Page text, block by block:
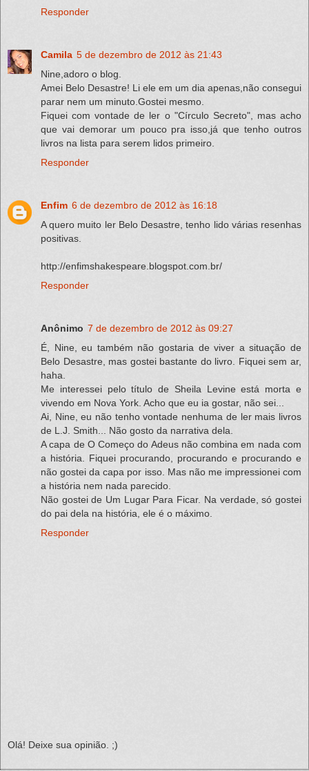
Responder
Camila 5 de dezembro de 2012 às 21:43
Nine,adoro o blog.
Amei Belo Desastre! Li ele em um dia apenas,não consegui
parar nem um minuto.Gostei mesmo.
Fiquei com vontade de ler o "Círculo Secreto", mas acho
que vai demorar um pouco pra isso,já que tenho outros
livros na lista para serem lidos primeiro.
Responder
Enfim 6 de dezembro de 2012 às 16:18
A quero muito ler Belo Desastre, tenho lido várias resenhas
positivas.
http://enfimshakespeare.blogspot.com.br/
Responder
Anônimo 7 de dezembro de 2012 às 09:27
É, Nine, eu também não gostaria de viver a situação de
Belo Desastre, mas gostei bastante do livro. Fiquei sem ar,
haha.
Me interessei pelo título de Sheila Levine está morta e
vivendo em Nova York. Acho que eu ia gostar, não sei...
Ai, Nine, eu não tenho vontade nenhuma de ler mais livros
de L.J. Smith... Não gosto da narrativa dela.
A capa de O Começo do Adeus não combina em nada com
a história. Fiquei procurando, procurando e procurando e
não gostei da capa por isso. Mas não me impressionei com
a história nem nada parecido.
Não gostei de Um Lugar Para Ficar. Na verdade, só gostei
do pai dela na história, ele é o máximo.
Responder
Olá! Deixe sua opinião. ;)